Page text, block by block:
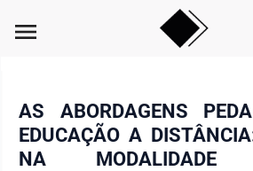
menu
AS ABORDAGENS
EDUCAÇÃO A
NA